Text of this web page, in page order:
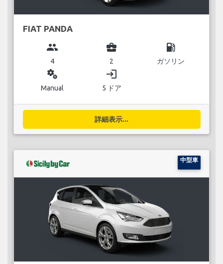
FIAT PANDA
group
4
business_center
2
local_gas_station
ガソリン
miscellaneous_services
Manual
login
5 ドア
詳細表示...
中型車